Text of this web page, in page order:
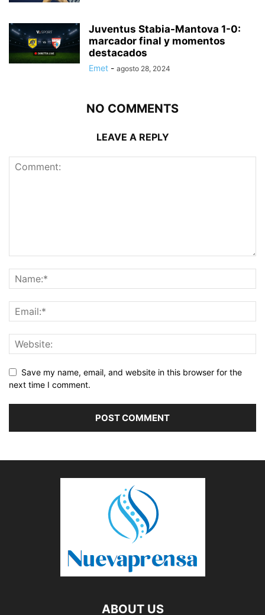
Juventus Stabia-Mantova 1-0:
marcador final y momentos
destacados
Emet - agosto 28, 2024
NO COMMENTS
LEAVE A REPLY
Save my name, email, and website in this browser for the
next time I comment.
ABOUT US